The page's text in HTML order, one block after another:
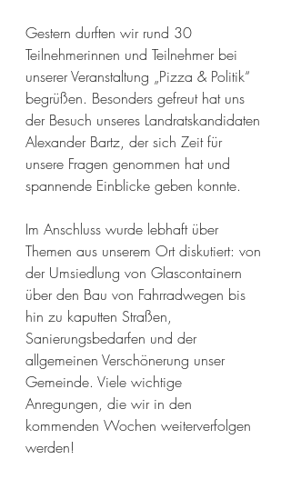
Gestern durften wir rund 30
Teilnehmerinnen und Teilnehmer bei
unserer Veranstaltung „Pizza & Politik“
begrüßen. Besonders gefreut hat uns
der Besuch unseres Landratskandidaten
Alexander Bartz, der sich Zeit für
unsere Fragen genommen hat und
spannende Einblicke geben konnte.
Im Anschluss wurde lebhaft über
Themen aus unserem Ort diskutiert: von
der Umsiedlung von Glascontainern
über den Bau von Fahrradwegen bis
hin zu kaputten Straßen,
Sanierungsbedarfen und der
allgemeinen Verschönerung unser
Gemeinde. Viele wichtige
Anregungen, die wir in den
kommenden Wochen weiterverfolgen
werden!